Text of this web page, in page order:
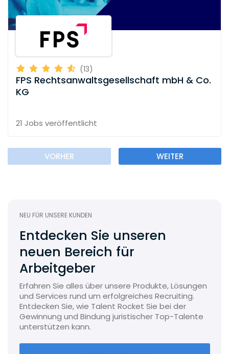
(13)
FPS Rechtsanwaltsgesellschaft mbH & Co.
KG
21 Jobs veröffentlicht
VORHER WEITER
NEU FÜR UNSERE KUNDEN
Entdecken Sie unseren
neuen Bereich für
Arbeitgeber
Erfahren Sie alles über unsere Produkte, Lösungen
und Services rund um erfolgreiches Recruiting.
Entdecken Sie, wie Talent Rocket Sie bei der
Gewinnung und Bindung juristischer Top-Talente
unterstützen kann.